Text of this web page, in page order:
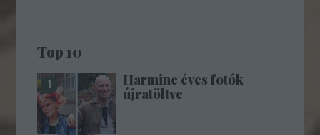
Top 10
Harminc éves fotók
újratöltve